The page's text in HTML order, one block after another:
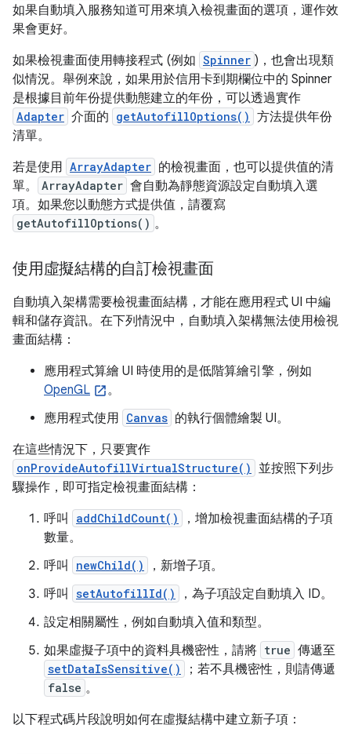
如果自動填入服務知道可用來填入檢視畫面的選項，運作效
果會更好。
如果檢視畫面使用轉接程式 (例如 Spinner )，也會出現類
似情況。舉例來說，如果用於信用卡到期欄位中的 Spinner
是根據目前年份提供動態建立的年份，可以透過實作
Adapter 介面的 getAutofillOptions() 方法提供年份
清單。
若是使用 ArrayAdapter 的檢視畫面，也可以提供值的清
單。
ArrayAdapter 會自動為靜態資源設定自動填入選
項。如果您以動態方式提供值，請覆寫
getAutofillOptions() 。
使用虛擬結構的自訂檢視畫面
自動填入架構需要檢視畫面結構，才能在應用程式 UI 中編
輯和儲存資訊。在下列情況中，自動填入架構無法使用檢視
畫面結構：
應用程式算繪 UI 時使用的是低階算繪引擎，例如
OpenGL
。
應用程式使用 Canvas 的執行個體繪製 UI。
在這些情況下，只要實作
onProvideAutofillVirtualStructure() 並按照下列步
驟操作，即可指定檢視畫面結構：
呼叫
addChildCount()
，增加檢視畫面結構的子項
數量。
呼叫
newChild()
，新增子項。
呼叫
setAutofillId()
，為子項設定自動填入 ID。
設定相關屬性，例如自動填入值和類型。
如果虛擬子項中的資料具機密性，請將 true 傳遞至
setDataIsSensitive() ；若不具機密性，則請傳遞
false 。
以下程式碼片段說明如何在虛擬結構中建立新子項：